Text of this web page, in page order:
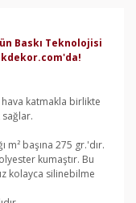
Baskı Teknolojisi
hava katmakla birlikte
sağlar.
m² başına 275 gr.'dır.
kumaştır. Bu
kolayca silinebilme